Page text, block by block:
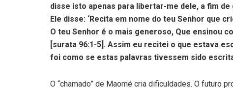
disse isto apenas para libertar-me dele, a fim
Ele disse: ‘Recita em nome do teu Senhor que
O teu Senhor é o mais generoso, Que ensinou
[surata 96:1-5]. Assim eu recitei o que estava
foi como se estas palavras tivessem sido
O “chamado” de Maomé cria dificuldades. O futuro